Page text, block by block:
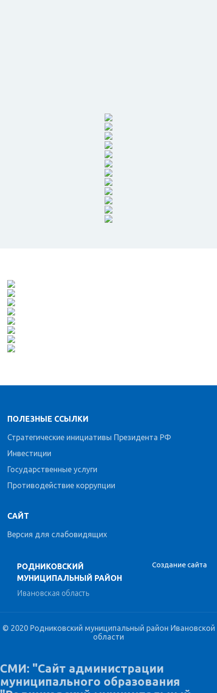
РОДНИКОВСКИЙ
МУНИЦИПАЛЬНЫЙ РАЙОН
Ивановская область
ПОЛЕЗНЫЕ ССЫЛКИ
Стратегические инициативы Президента РФ
Инвестиции
Государственные услуги
Противодействие коррупции
САЙТ
Версия для слабовидящих
Создание сайта
© 2020 Родниковский муниципальный район Ивановской
области
СМИ: "Сайт администрации
муниципального образования